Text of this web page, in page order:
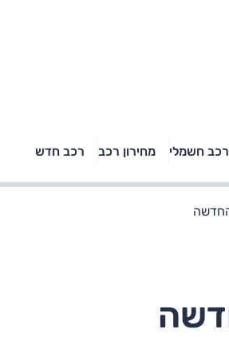
רכב חשמלי מחירון רכב רכב חדש
טויוטה ראב 4, קיה
ספורטאז' לונג ויונדאי
הנייר ועל הכביש